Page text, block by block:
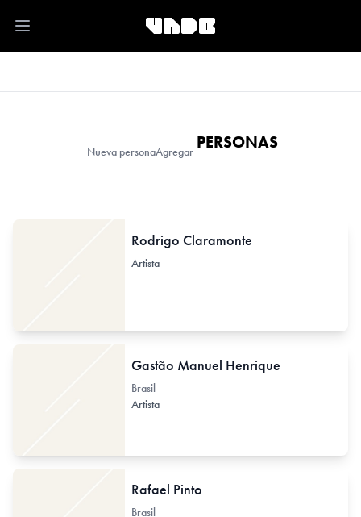
Open main menu
Nueva personaAgregar PERSONAS
Rodrigo Claramonte
Artista
Gastão Manuel Henrique
Brasil
Artista
Rafael Pinto
Brasil